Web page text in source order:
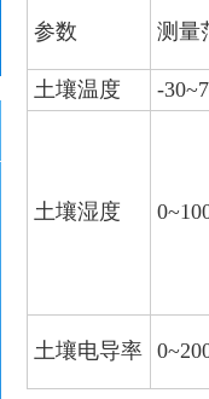
参数 测量
土壤温度 -
土壤湿度
土壤电导率